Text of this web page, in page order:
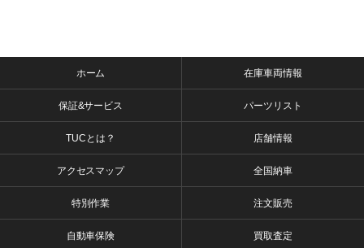
ホーム 在庫車両情報
保証&サービス パーツリスト
TUCとは？ 店舗情報
アクセスマップ 全国納車
特別作業 注文販売
自動車保険 買取査定